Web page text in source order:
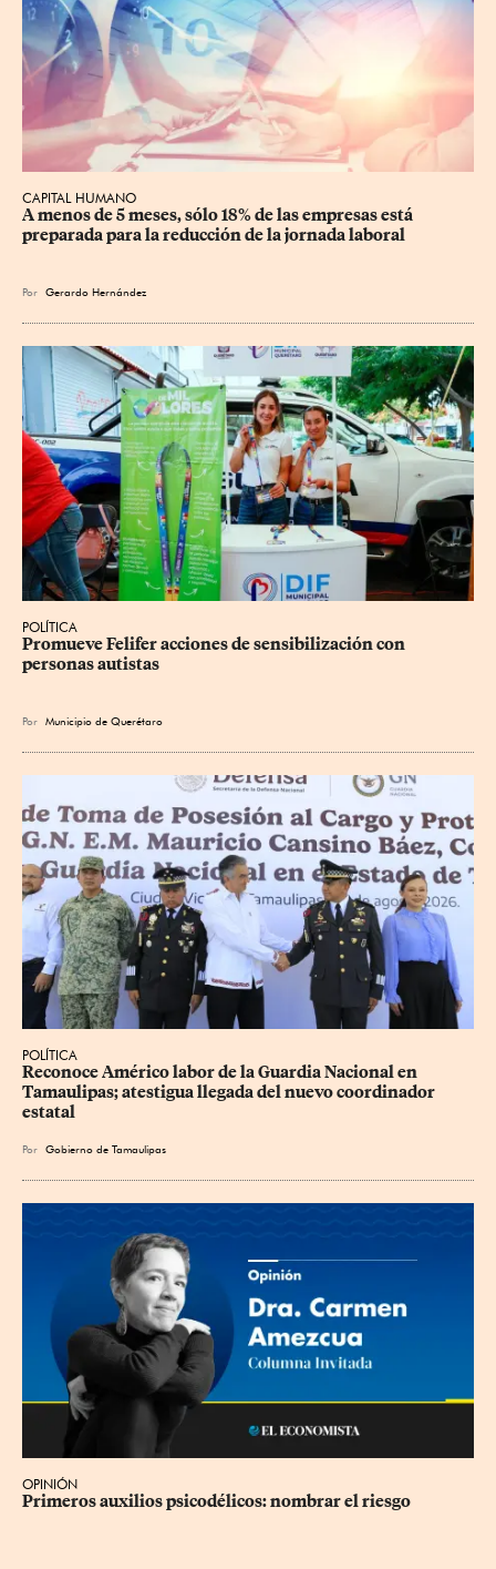
CAPITAL HUMANO
A menos de 5 meses, sólo 18% de las empresas está
preparada para la reducción de la jornada laboral
Por Gerardo Hernández
POLÍTICA
Promueve Felifer acciones de sensibilización con
personas autistas
Por Municipio de Querétaro
POLÍTICA
Reconoce Américo labor de la Guardia Nacional en
Tamaulipas; atestigua llegada del nuevo coordinador
estatal
Por Gobierno de Tamaulipas
OPINIÓN
Primeros auxilios psicodélicos: nombrar el riesgo